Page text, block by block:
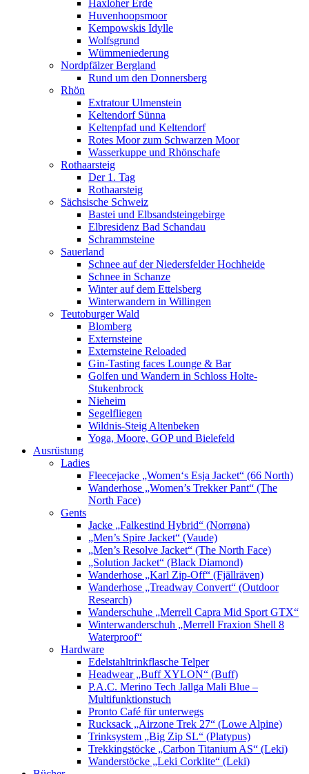
Haxloher Erde
Huvenhoopsmoor
Kempowskis Idylle
Wolfsgrund
Wümmeniederung
Nordpfälzer Bergland
Rund um den Donnersberg
Rhön
Extratour Ulmenstein
Keltendorf Sünna
Keltenpfad und Keltendorf
Rotes Moor zum Schwarzen Moor
Wasserkuppe und Rhönschafe
Rothaarsteig
Der 1. Tag
Rothaarsteig
Sächsische Schweiz
Bastei und Elbsandsteingebirge
Elbresidenz Bad Schandau
Schrammsteine
Sauerland
Schnee auf der Niedersfelder Hochheide
Schnee in Schanze
Winter auf dem Ettelsberg
Winterwandern in Willingen
Teutoburger Wald
Blomberg
Externsteine
Externsteine Reloaded
Gin-Tasting faces Lounge & Bar
Golfen und Wandern in Schloss Holte-
Stukenbrock
Nieheim
Segelfliegen
Wildnis-Steig Altenbeken
Yoga, Moore, GOP und Bielefeld
Ausrüstung
Ladies
Fleecejacke „Women‘s Esja Jacket“ (66 North)
Wanderhose „Women’s Trekker Pant“ (The
North Face)
Gents
Jacke „Falkestind Hybrid“ (Norrøna)
„Men’s Spire Jacket“ (Vaude)
„Men’s Resolve Jacket“ (The North Face)
„Solution Jacket“ (Black Diamond)
Wanderhose „Karl Zip-Off“ (Fjällräven)
Wanderhose „Treadway Convert“ (Outdoor
Research)
Wanderschuhe „Merrell Capra Mid Sport GTX“
Winterwanderschuh „Merrell Fraxion Shell 8
Waterproof“
Hardware
Edelstahltrinkflasche Telper
Headwear „Buff XYLON“ (Buff)
P.A.C. Merino Tech Jallga Mali Blue –
Multifunktionstuch
Pronto Café für unterwegs
Rucksack „Airzone Trek 27“ (Lowe Alpine)
Trinksystem „Big Zip SL“ (Platypus)
Trekkingstöcke „Carbon Titanium AS“ (Leki)
Wanderstöcke „Leki Corklite“ (Leki)